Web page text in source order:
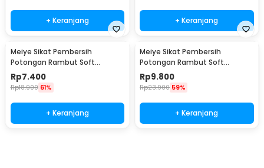
+ Keranjang + Keranjang
Meiye Sikat Pembersih
Potongan Rambut Soft
Hairbrush Neck Face Duster -
MFD1
Rp7.400
Rp18.900 61%
+ Keranjang
Meiye Sikat Pembersih
Potongan Rambut Soft
Hairbrush Neck Face Duster -
MFD2
Rp9.800
Rp23.900 59%
+ Keranjang